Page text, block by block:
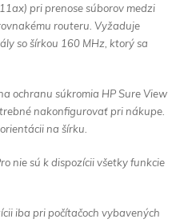
pri prenose súborov medzi
routeru. Vyžaduje
so šírkou 160 MHz, ktorý sa
ochranu súkromia HP Sure View
nakonfigurovať pri nákupe.
na šírku.
nie sú k dispozícii všetky funkcie
iba pri počítačoch vybavených